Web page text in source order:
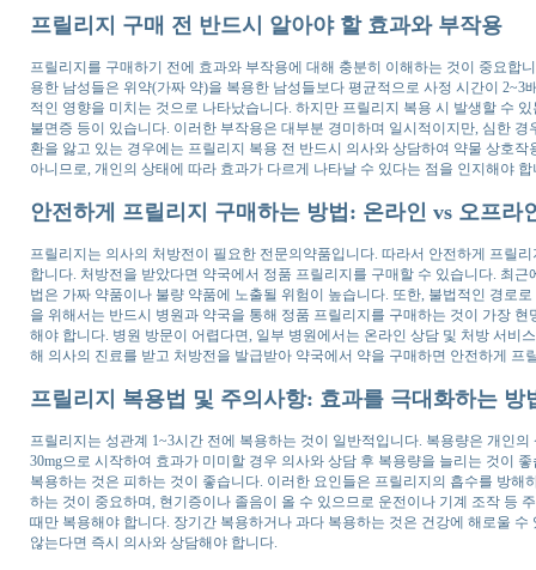
프릴리지 구매 전 반드시 알아야 할 효과와 부작용
프릴리지를 구매하기 전에 효과와 부작용에 대해 충분히 이해하는 것이 중요
용한 남성들은 위약(가짜 약)을 복용한 남성들보다 평균적으로 사정 시간이
적인 영향을 미치는 것으로 나타났습니다. 하지만 프릴리지 복용 시 발생할 수
불면증 등이 있습니다. 이러한 부작용은 대부분 경미하며 일시적이지만, 심한
환을 앓고 있는 경우에는 프릴리지 복용 전 반드시 의사와 상담하여 약물 상호
아니므로, 개인의 상태에 따라 효과가 다르게 나타날 수 있다는 점을 인지해야 합
안전하게 프릴리지 구매하는 방법: 온라인 vs 오프라
프릴리지는 의사의 처방전이 필요한 전문의약품입니다. 따라서 안전하게 프릴
합니다. 처방전을 받았다면 약국에서 정품 프릴리지를 구매할 수 있습니다. 최
법은 가짜 약품이나 불량 약품에 노출될 위험이 높습니다. 또한, 불법적인 경로
을 위해서는 반드시 병원과 약국을 통해 정품 프릴리지를 구매하는 것이 가장
해야 합니다. 병원 방문이 어렵다면, 일부 병원에서는 온라인 상담 및 처방 서
해 의사의 진료를 받고 처방전을 발급받아 약국에서 약을 구매하면 안전하게 프
프릴리지 복용법 및 주의사항: 효과를 극대화하는 방
프릴리지는 성관계 1~3시간 전에 복용하는 것이 일반적입니다. 복용량은 개인
30mg으로 시작하여 효과가 미미할 경우 의사와 상담 후 복용량을 늘리는 것이
복용하는 것은 피하는 것이 좋습니다. 이러한 요인들은 프릴리지의 흡수를 방
하는 것이 중요하며, 현기증이나 졸음이 올 수 있으므로 운전이나 기계 조작 등
때만 복용해야 합니다. 장기간 복용하거나 과다 복용하는 것은 건강에 해로울
않는다면 즉시 의사와 상담해야 합니다.